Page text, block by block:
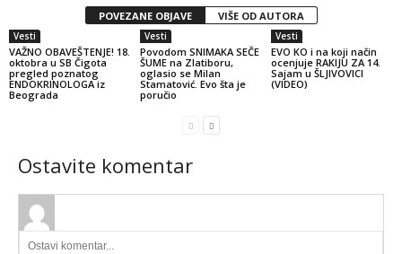
POVEZANE OBJAVE VIŠE OD AUTORA
Vesti
VAŽNO OBAVEŠTENJE! 18.
oktobra u SB Čigota
pregled poznatog
ENDOKRINOLOGA iz
Beograda
Vesti
Povodom SNIMAKA SEČE
ŠUME na Zlatiboru,
oglasio se Milan
Stamatović. Evo šta je
poručio
Vesti
EVO KO i na koji način
ocenjuje RAKIJU ZA 14.
Sajam u ŠLJIVOVICI
(VIDEO)
Ostavite komentar